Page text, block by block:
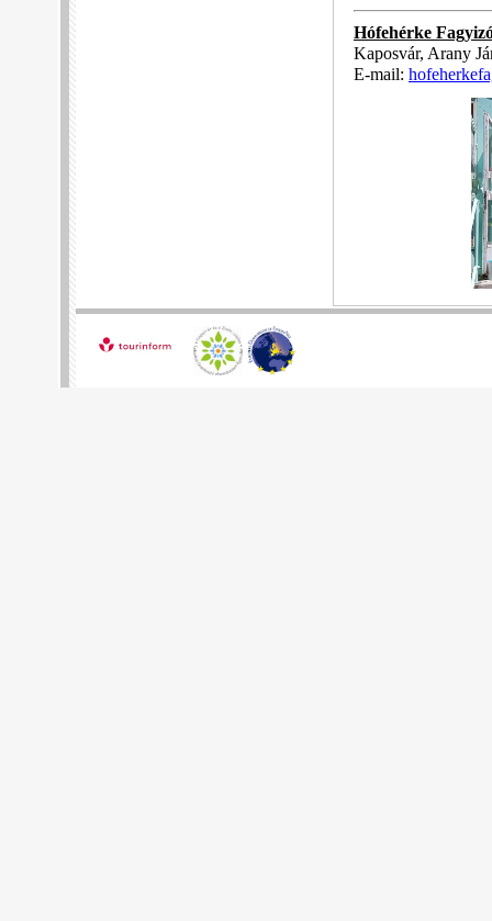
Hófehérke
Kaposvár, Arany
E-mail: